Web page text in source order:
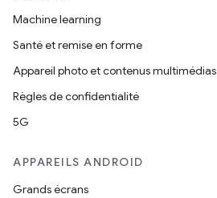
Machine learning
Santé et remise en forme
Appareil photo et contenus multimédias
Règles de confidentialité
5G
APPAREILS ANDROID
Grands écrans